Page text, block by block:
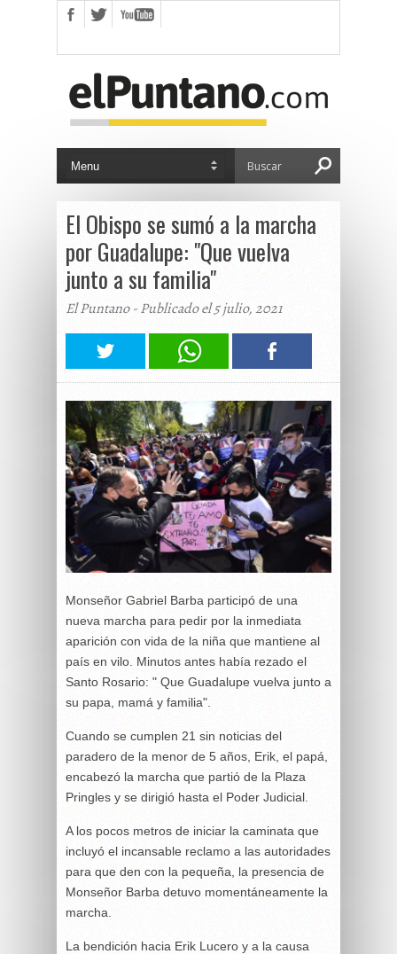
El Obispo se sumó a la marcha
por Guadalupe: "Que vuelva
junto a su familia"
El Puntano - Publicado el 5 julio, 2021
Monseñor Gabriel Barba participó de una
nueva marcha para pedir por la inmediata
aparición con vida de la niña que mantiene al
país en vilo. Minutos antes había rezado el
Santo Rosario: " Que Guadalupe vuelva junto a
su papa, mamá y familia".
Cuando se cumplen 21 sin noticias del
paradero de la menor de 5 años, Erik, el papá,
encabezó la marcha que partió de la Plaza
Pringles y se dirigió hasta el Poder Judicial.
A los pocos metros de iniciar la caminata que
incluyó el incansable reclamo a las autoridades
para que den con la pequeña, la presencia de
Monseñor Barba detuvo momentáneamente la
marcha.
La bendición hacia Erik Lucero y a la causa